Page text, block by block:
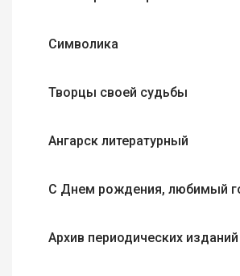
Символика
Творцы своей судьбы
Ангарск литературный
С Днем рождения, любимый
Архив периодических изданий